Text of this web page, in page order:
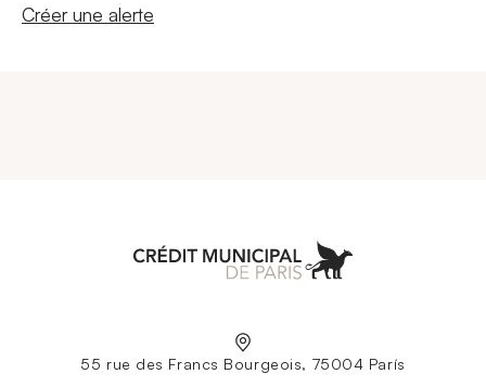
Nouvelle fenêtre
Créer une alerte
55 rue des Francs Bourgeois, 75004 París